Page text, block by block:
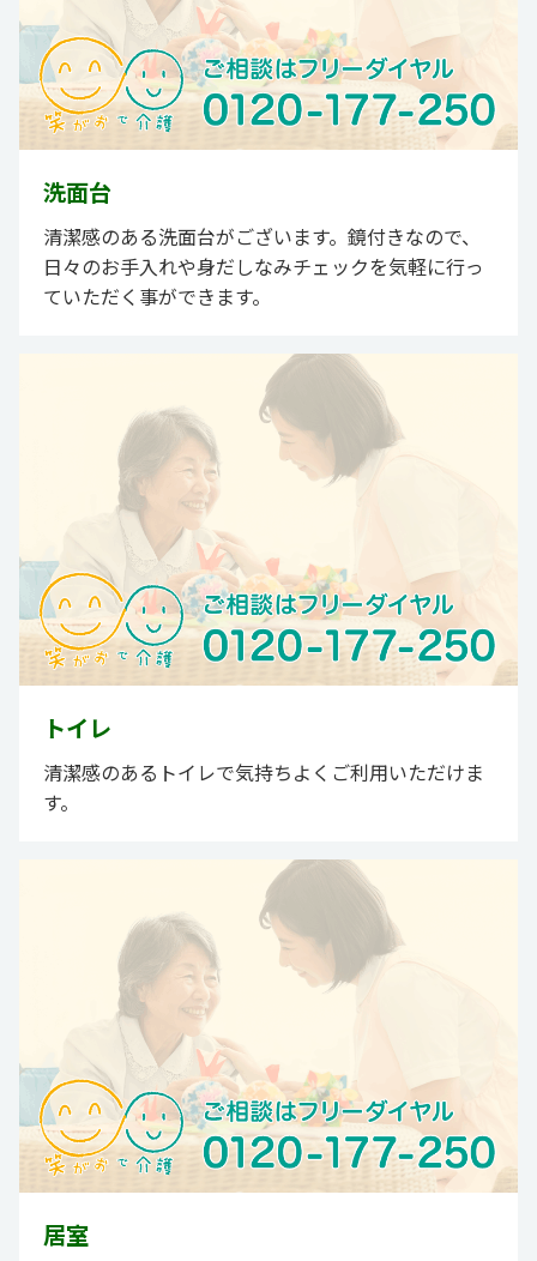
洗面台
清潔感のある洗面台がございます。鏡付きなので、
日々のお手入れや身だしなみチェックを気軽に行っ
ていただく事ができます。
トイレ
清潔感のあるトイレで気持ちよくご利用いただけま
す。
居室